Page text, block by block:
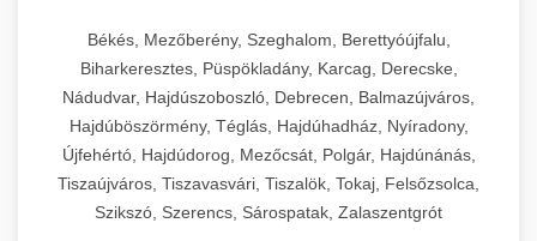
Ipari mosogatógépek teljes kínálata -
chef-iparikonyhagepek.hu
kereskedelmi mosogatógép és tisztítóberendezések
és kapcsolók védelmet nyújtanak a kezelők
számára.
Sajtreszelő gépek szakmai választéka -
chef-iparikonyhagepek.hu
kereskedelmi sajtreszelő és aprítógépek
mixerek) át egészen a hűtő- és fagyasztó
berendezésekig, mosogatógépekig és
kiegészítő eszközökig mindent egy helyen
megtalál. Szakértő tanácsadóink segítenek a
megfelelő berendezések kiválasztásában, a
konyha optimális elrendezésének
megtervezésében, valamint a telepítés és az
Békés, Mezőberény, Szeghalom, Berettyóújfalu,
Biharkeresztes, Püspökladány, Karcag, Derecske,
Nádudvar, Hajdúszoboszló, Debrecen, Balmazújváros,
Hajdúböszörmény, Téglás, Hajdúhadház, Nyíradony,
Újfehértó, Hajdúdorog, Mezőcsát, Polgár, Hajdúnánás,
Tiszaújváros, Tiszavasvári, Tiszalök, Tokaj, Felsőzsolca,
Szikszó, Szerencs, Sárospatak, Zalaszentgrót